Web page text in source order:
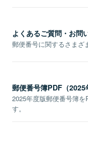
よくあるご質問・お問
郵便番号に関するさまざ
郵便番号簿PDF（2025
2025年度版郵便番号簿
す。